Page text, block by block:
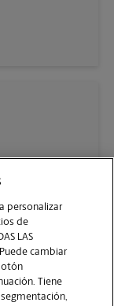
personalizar
de
LAS
cambiar
Tiene